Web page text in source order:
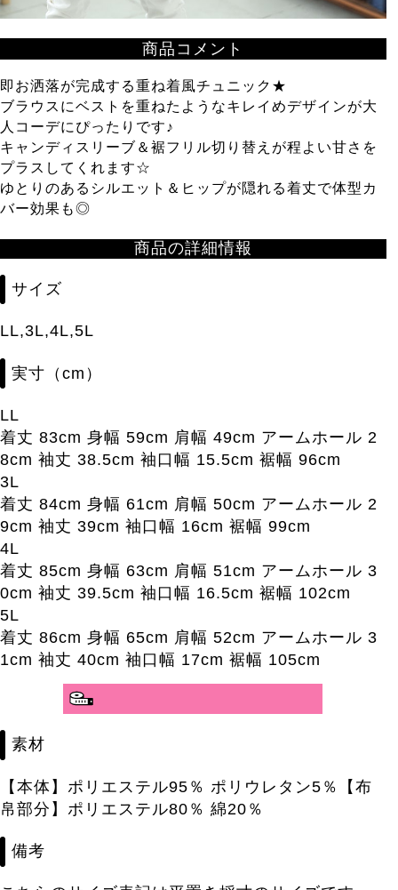
商品コメント
即お洒落が完成する重ね着風チュニック★
ブラウスにベストを重ねたようなキレイめデザインが大
人コーデにぴったりです♪
キャンディスリーブ＆裾フリル切り替えが程よい甘さを
プラスしてくれます☆
ゆとりのあるシルエット＆ヒップが隠れる着丈で体型カ
バー効果も◎
商品の詳細情報
サイズ
LL,3L,4L,5L
実寸（cm）
LL
着丈 83cm 身幅 59cm 肩幅 49cm アームホール 2
8cm 袖丈 38.5cm 袖口幅 15.5cm 裾幅 96cm
3L
着丈 84cm 身幅 61cm 肩幅 50cm アームホール 2
9cm 袖丈 39cm 袖口幅 16cm 裾幅 99cm
4L
着丈 85cm 身幅 63cm 肩幅 51cm アームホール 3
0cm 袖丈 39.5cm 袖口幅 16.5cm 裾幅 102cm
5L
着丈 86cm 身幅 65cm 肩幅 52cm アームホール 3
1cm 袖丈 40cm 袖口幅 17cm 裾幅 105cm
素材
【本体】ポリエステル95％ ポリウレタン5％【布
帛部分】ポリエステル80％ 綿20％
備考